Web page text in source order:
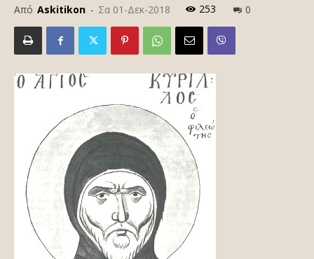
Από Askitikon - Σα 01-Δεκ-2018 253 0